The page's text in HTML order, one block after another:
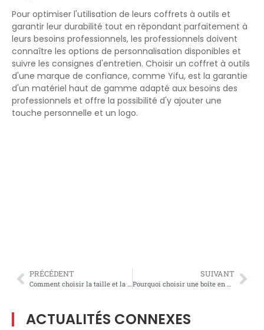
Pour optimiser l'utilisation de leurs coffrets à outils et
garantir leur durabilité tout en répondant parfaitement à
leurs besoins professionnels, les professionnels doivent
connaître les options de personnalisation disponibles et
suivre les consignes d'entretien. Choisir un coffret à outils
d'une marque de confiance, comme Yifu, est la garantie
d'un matériel haut de gamme adapté aux besoins des
professionnels et offre la possibilité d'y ajouter une
touche personnelle et un logo.
PRÉCÉDENT
Comment choisir la taille et la capacité de glacière adaptées à différentes activités de plein air
SUIVANT
Pourquoi choisir une boîte en plastique à compartiments pour vos besoins de rangement ?
ACTUALITÉS CONNEXES